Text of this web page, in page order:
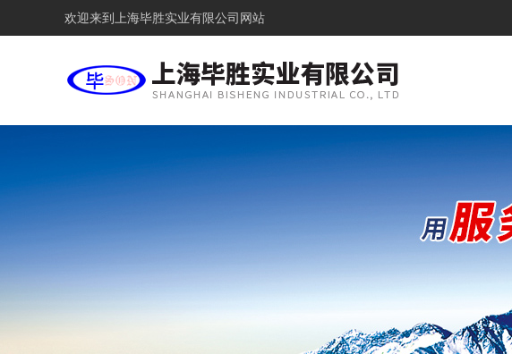
欢迎来到 上海毕胜实业有限公司网站